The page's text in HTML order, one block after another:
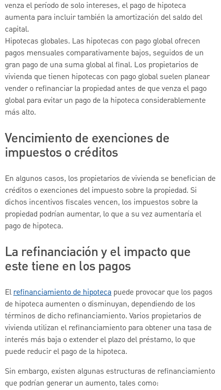
venza el período de solo intereses, el pago de hipoteca
aumenta para incluir también la amortización del saldo del
capital.
Hipotecas globales. Las hipotecas con pago global ofrecen
pagos mensuales comparativamente bajos, seguidos de un
gran pago de una suma global al final. Los propietarios de
vivienda que tienen hipotecas con pago global suelen planear
vender o refinanciar la propiedad antes de que venza el pago
global para evitar un pago de la hipoteca considerablemente
más alto.
Vencimiento de exenciones de
impuestos o créditos
En algunos casos, los propietarios de vivienda se benefician de
créditos o exenciones del impuesto sobre la propiedad. Si
dichos incentivos fiscales vencen, los impuestos sobre la
propiedad podrían aumentar, lo que a su vez aumentaría el
pago de hipoteca.
La refinanciación y el impacto que
este tiene en los pagos
Elrefinanciamiento de hipoteca puede provocar que los pagos
de hipoteca aumenten o disminuyan, dependiendo de los
términos de dicho refinanciamiento. Varios propietarios de
vivienda utilizan el refinanciamiento para obtener una tasa de
interés más baja o extender el plazo del préstamo, lo que
puede reducir el pago de la hipoteca.
Sin embargo, existen algunas estructuras de refinanciamiento
que podrían generar un aumento, tales como: